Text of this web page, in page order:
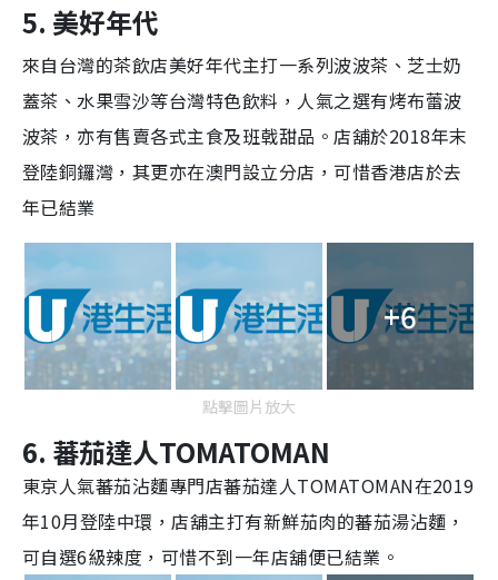
5. 美好年代
來自台灣的茶飲店美好年代主打一系列波波茶、芝士奶
蓋茶、水果雪沙等台灣特色飲料，人氣之選有烤布蕾波
波茶，亦有售賣各式主食及班戟甜品。店舖於2018年末
登陸銅鑼灣，其更亦在澳門設立分店，可惜香港店於去
年已結業
+6
點擊圖片放大
6. 蕃茄達人TOMATOMAN
東京人氣蕃茄沾麵專門店蕃茄達人TOMATOMAN在2019
年10月登陸中環，店舖主打有新鮮茄肉的蕃茄湯沾麵，
可自選6級辣度，可惜不到一年店舖便已結業。